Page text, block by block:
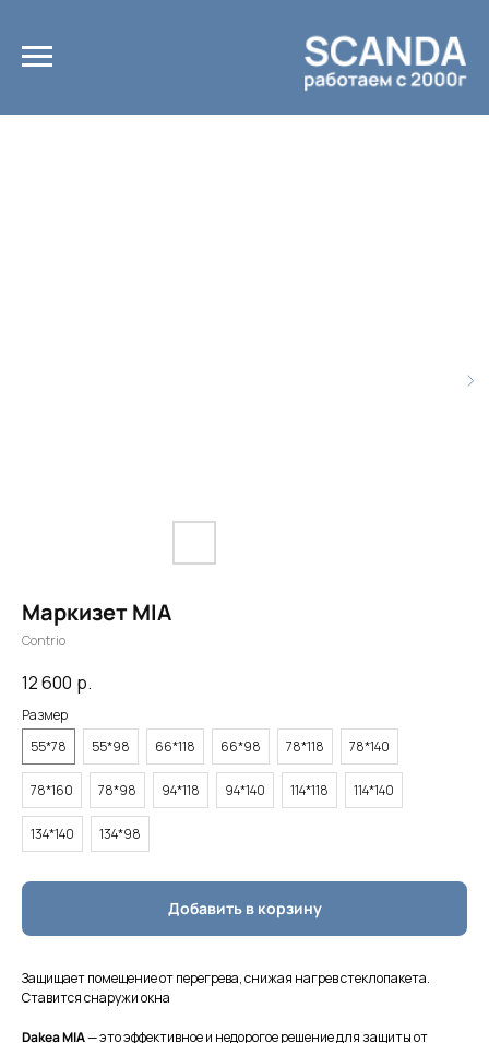
Маркизет MIA
Contrio
12 600 р.
Размер
55*78
55*98 66*118 66*98 78*118 78*140
78*160 78*98 94*118 94*140 114*118 114*140
134*140 134*98
Добавить в корзину
Защищает помещение от перегрева, снижая нагрев стеклопакета.
Ставится снаружи окна
Dakea MIA— это эффективное и недорогое решение для защиты от